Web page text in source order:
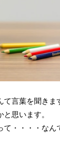
言葉を聞き
思います。
・・・・なん